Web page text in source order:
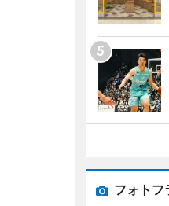
フォトフ